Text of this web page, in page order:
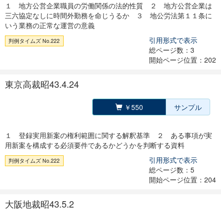
１ 地方公営企業職員の労働関係の法的性質 ２ 地方公営企業は
三六協定なしに時間外勤務を命じうるか ３ 地公労法第１１条に
いう業務の正常な運営の意義
判例タイムズ No.222
引用形式で表示
総ページ数：3
開始ページ位置：202
東京高裁昭43.4.24
￥550 サンプル
１ 登録実用新案の権利範囲に関する解釈基準 ２ ある事項が実
用新案を構成する必須要件であるかどうかを判断する資料
判例タイムズ No.222
引用形式で表示
総ページ数：5
開始ページ位置：204
大阪地裁昭43.5.2